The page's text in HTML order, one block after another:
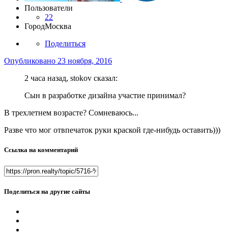
Пользователи
22
ГородМосква
Поделиться
Опубликовано 23 ноября, 2016
2 часа назад, stokov сказал:
Сын в разработке дизайна участие принимал?
В трехлетнем возрасте? Сомневаюсь...
Разве что мог отвпечаток руки краской где-нибудь оставить)))
Ссылка на комментарий
Поделиться на другие сайты